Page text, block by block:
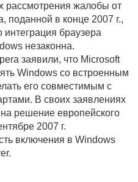
рассмотрения жалобы от
поданной в конце 2007 г.,
интеграция браузера
незаконна.
заявили, что Microsoft
Windows со встроенным
его совместимым с
В своих заявлениях
решение европейского
2007 г.
включения в Windows